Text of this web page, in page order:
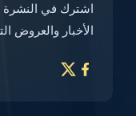
اشترك في النشرة
الأخبار والعروض